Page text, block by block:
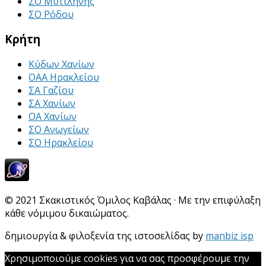
ΣΟ Ρόδου
Κρήτη
Κύδων Χανίων
ΟΑΑ Ηρακλείου
ΣΑ Γαζίου
ΣΑ Χανίων
ΟΑ Χανίων
ΣΟ Ανωγείων
ΣΟ Ηρακλείου
© 2021 Σκακιστικός Όμιλος Καβάλας · Με την επιφύλαξη
κάθε νόμιμου δικαιώματος.
δημιουργία & φιλοξενία της ιστοσελίδας by manbiz isp
Χρησιμοποιούμε cookies για να σας προσφέρουμε την